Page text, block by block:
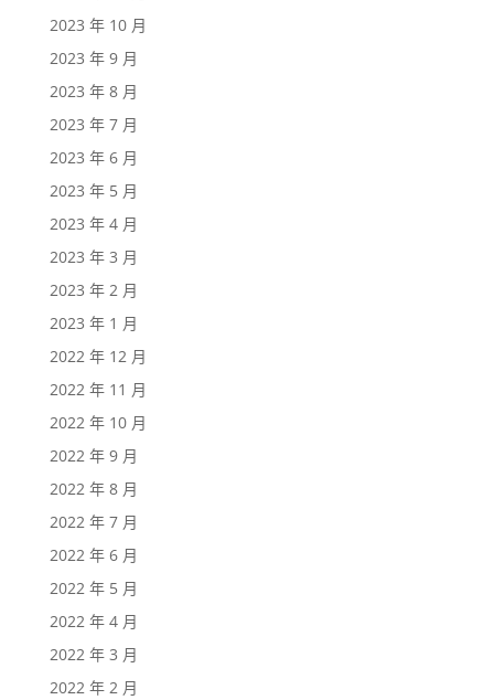
2023 年 10 月
2023 年 9 月
2023 年 8 月
2023 年 7 月
2023 年 6 月
2023 年 5 月
2023 年 4 月
2023 年 3 月
2023 年 2 月
2023 年 1 月
2022 年 12 月
2022 年 11 月
2022 年 10 月
2022 年 9 月
2022 年 8 月
2022 年 7 月
2022 年 6 月
2022 年 5 月
2022 年 4 月
2022 年 3 月
2022 年 2 月